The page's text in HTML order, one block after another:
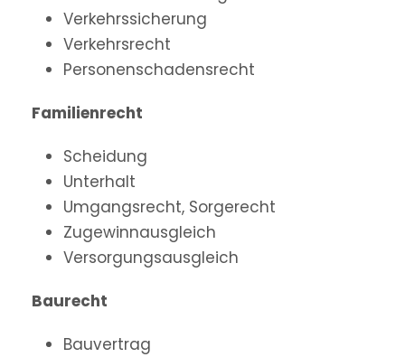
Verkehrssicherung
Verkehrsrecht
Personenschadensrecht
Familienrecht
Scheidung
Unterhalt
Umgangsrecht, Sorgerecht
Zugewinnausgleich
Versorgungsausgleich
Baurecht
Bauvertrag